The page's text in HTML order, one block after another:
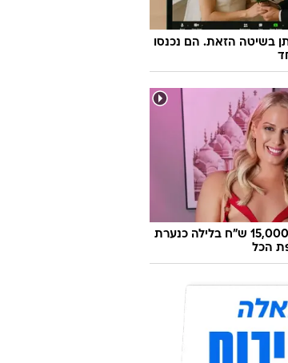
בשיטה הזאת. הם נכנסו
היא הייתה מרוויחה 15,000 ש"ח בלילה כנערת
הכל